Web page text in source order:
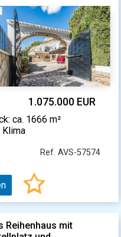
1.075.000 EUR
ca. 1666 m²
Klima
Ref. AVS-57574
Reihenhaus mit